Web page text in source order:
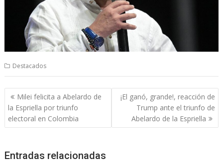
Destacados
Navegación
de
entradas
Milei felicita a Abelardo de
la Espriella por triunfo
electoral en Colombia
¡El ganó, grande!, reacción de
Trump ante el triunfo de
Abelardo de la Espriella
Entradas relacionadas